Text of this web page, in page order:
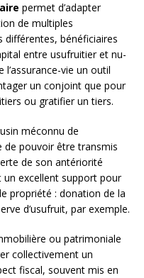
permet d’adapter
de multiples
différentes, bénéficiaires
entre usufruitier et nu-
vie un outil
un conjoint que pour
ou gratifier un tiers.
méconnu de
de pouvoir être transmis
de son antériorité
excellent support pour
propriété : donation de la
d’usufruit, par exemple.
ou patrimoniale
collectivement un
fiscal, souvent mis en